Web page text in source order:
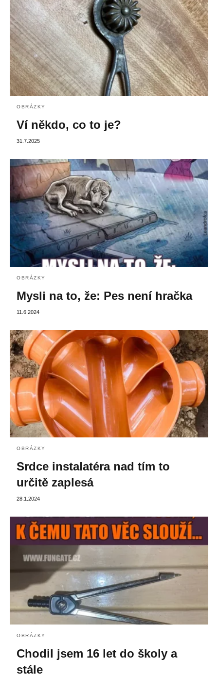
OBRÁZKY
Ví někdo, co to je?
31.7.2025
OBRÁZKY
Mysli na to, že: Pes není hračka
11.6.2024
OBRÁZKY
Srdce instalatéra nad tím to
určitě zaplesá
28.1.2024
OBRÁZKY
Chodil jsem 16 let do školy a
stále